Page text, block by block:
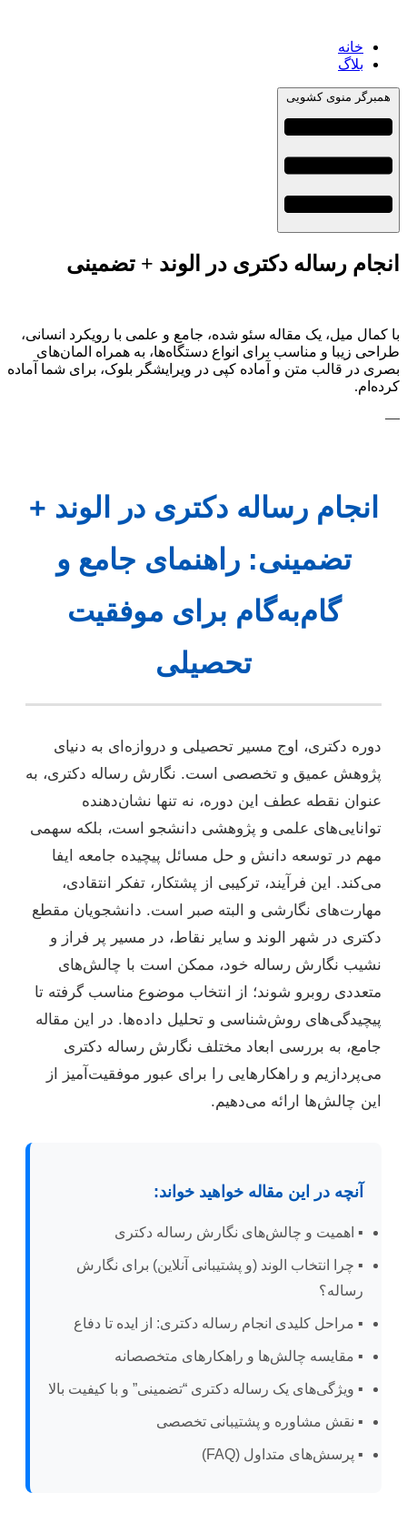
خانه
بلاگ
همبرگر منوی کشویی
انجام رساله دکتری در الوند + تضمینی
با کمال میل، یک مقاله سئو شده، جامع و علمی با رویکرد انسانی،
طراحی زیبا و مناسب برای انواع دستگاه‌ها، به همراه المان‌های
بصری در قالب متن و آماده کپی در ویرایشگر بلوک، برای شما آماده
کرده‌ام.
—
انجام رساله دکتری در الوند +
تضمینی: راهنمای جامع و
گام‌به‌گام برای موفقیت
تحصیلی
دوره دکتری، اوج مسیر تحصیلی و دروازه‌ای به دنیای
پژوهش عمیق و تخصصی است. نگارش رساله دکتری، به
عنوان نقطه عطف این دوره، نه تنها نشان‌دهنده
توانایی‌های علمی و پژوهشی دانشجو است، بلکه سهمی
مهم در توسعه دانش و حل مسائل پیچیده جامعه ایفا
می‌کند. این فرآیند، ترکیبی از پشتکار، تفکر انتقادی،
مهارت‌های نگارشی و البته صبر است. دانشجویان مقطع
دکتری در شهر الوند و سایر نقاط، در مسیر پر فراز و
نشیب نگارش رساله خود، ممکن است با چالش‌های
متعددی روبرو شوند؛ از انتخاب موضوع مناسب گرفته تا
پیچیدگی‌های روش‌شناسی و تحلیل داده‌ها. در این مقاله
جامع، به بررسی ابعاد مختلف نگارش رساله دکتری
می‌پردازیم و راهکارهایی را برای عبور موفقیت‌آمیز از
این چالش‌ها ارائه می‌دهیم.
آنچه در این مقاله خواهید خواند:
▪️ اهمیت و چالش‌های نگارش رساله دکتری
▪️ چرا انتخاب الوند (و پشتیبانی آنلاین) برای نگارش
رساله؟
▪️ مراحل کلیدی انجام رساله دکتری: از ایده تا دفاع
▪️ مقایسه چالش‌ها و راهکارهای متخصصانه
▪️ ویژگی‌های یک رساله دکتری “تضمینی” و با کیفیت بالا
▪️ نقش مشاوره و پشتیبانی تخصصی
▪️ پرسش‌های متداول (FAQ)